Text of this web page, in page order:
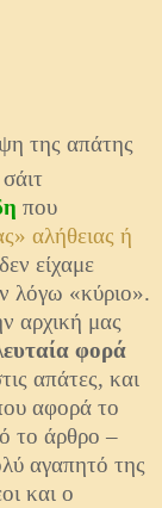
της απάτης
που
αλήθειας ή
δεν είχαμε
λόγω «κύριο».
αρχική μας
φορά
απάτες, και
αφορά το
το άρθρο –
αγαπητό της
και ο